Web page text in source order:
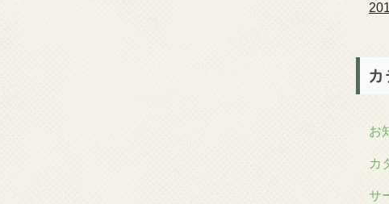
カ
お
カ
サ